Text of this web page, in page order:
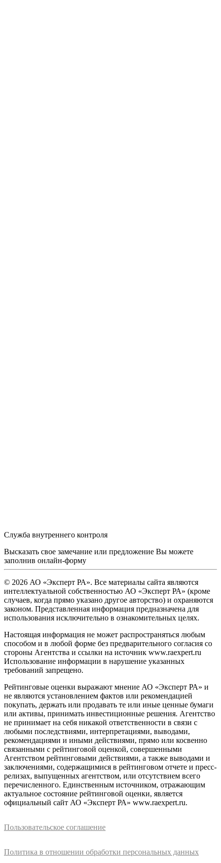
Служба внутреннего контроля
Высказать свое замечание или предложение Вы можете
заполнив онлайн-форму
© 2026 АО «Эксперт РА». Все материалы сайта являются
интеллектуальной собственностью АО «Эксперт РА» (кроме
случаев, когда прямо указано другое авторство) и охраняются
законом. Представленная информация предназначена для
использования исключительно в ознакомительных целях.
Настоящая информация не может распространяться любым
способом и в любой форме без предварительного согласия со
стороны Агентства и ссылки на источник www.raexpert.ru
Использование информации в нарушение указанных
требований запрещено.
Рейтинговые оценки выражают мнение АО «Эксперт РА» и
не являются установлением фактов или рекомендацией
покупать, держать или продавать те или иные ценные бумаги
или активы, принимать инвестиционные решения. Агентство
не принимает на себя никакой ответственности в связи с
любыми последствиями, интерпретациями, выводами,
рекомендациями и иными действиями, прямо или косвенно
связанными с рейтинговой оценкой, совершенными
Агентством рейтинговыми действиями, а также выводами и
заключениями, содержащимися в рейтинговом отчете и пресс-
релизах, выпущенных агентством, или отсутствием всего
перечисленного. Единственным источником, отражающим
актуальное состояние рейтинговой оценки, является
официальный сайт АО «Эксперт РА» www.raexpert.ru.
Пользовательское соглашение
Политика в отношении обработки персональных данных